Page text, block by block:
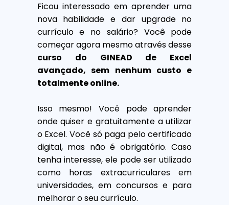
Ficou interessado em aprender uma
nova habilidade e dar upgrade no
currículo e no salário? Você pode
começar agora mesmo através desse
curso do GINEAD de Excel
avançado, sem nenhum custo e
totalmente online.
Isso mesmo! Você pode aprender
onde quiser e gratuitamente a utilizar
o Excel. Você só paga pelo certificado
digital, mas não é obrigatório. Caso
tenha interesse, ele pode ser utilizado
como horas extracurriculares em
universidades, em concursos e para
melhorar o seu currículo.